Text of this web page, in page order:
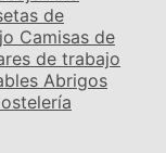
de
Camisas de
de trabajo
Abrigos